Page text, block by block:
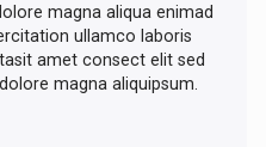
magna aliqua enimad
ullamco laboris
amet consect elit sed
magna aliquipsum.